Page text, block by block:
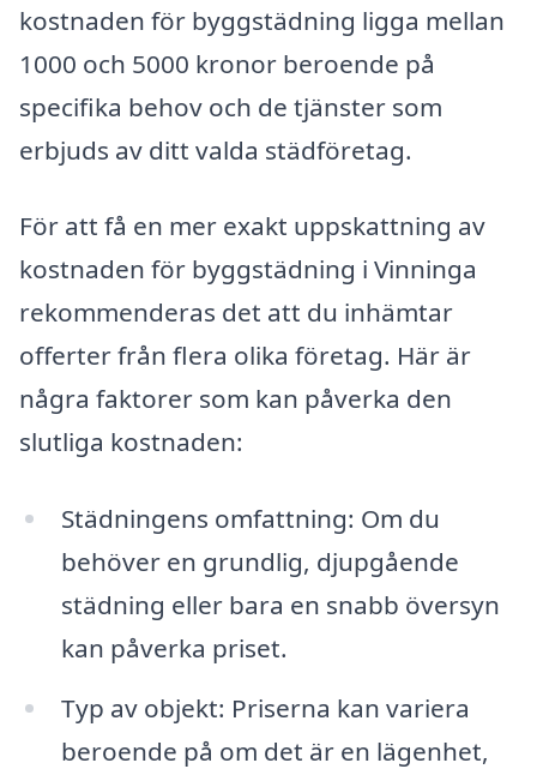
kostnaden för byggstädning ligga mellan
1000 och 5000 kronor beroende på
specifika behov och de tjänster som
erbjuds av ditt valda städföretag.
För att få en mer exakt uppskattning av
kostnaden för byggstädning i Vinninga
rekommenderas det att du inhämtar
offerter från flera olika företag. Här är
några faktorer som kan påverka den
slutliga kostnaden:
Städningens omfattning: Om du
behöver en grundlig, djupgående
städning eller bara en snabb översyn
kan påverka priset.
Typ av objekt: Priserna kan variera
beroende på om det är en lägenhet,